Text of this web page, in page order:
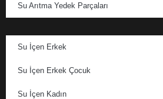
Su Arıtma Yedek Parçaları
Su İçen Erkek
Su İçen Erkek Çocuk
Su İçen Kadın